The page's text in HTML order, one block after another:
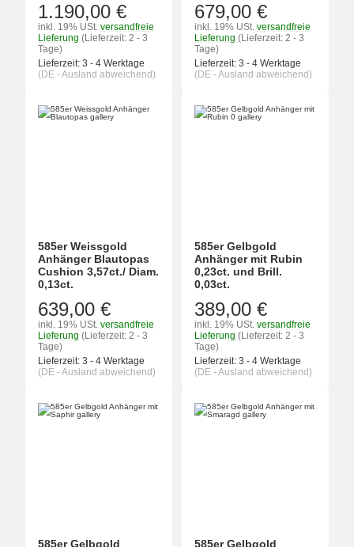
1.190,00 €
inkl. 19% USt. versandfreie
Lieferung (Lieferzeit: 2 - 3
Tage)
Lieferzeit: 3 - 4 Werktage
(DE - Ausland abweichend)
679,00 €
inkl. 19% USt. versandfreie
Lieferung (Lieferzeit: 2 - 3
Tage)
Lieferzeit: 3 - 4 Werktage
(DE - Ausland abweichend)
585er Weissgold
Anhänger Blautopas
Cushion 3,57ct./ Diam.
0,13ct.
639,00 €
inkl. 19% USt. versandfreie
Lieferung (Lieferzeit: 2 - 3
Tage)
Lieferzeit: 3 - 4 Werktage
(DE - Ausland abweichend)
585er Gelbgold
Anhänger mit Rubin
0,23ct. und Brill.
0,03ct.
389,00 €
inkl. 19% USt. versandfreie
Lieferung (Lieferzeit: 2 - 3
Tage)
Lieferzeit: 3 - 4 Werktage
(DE - Ausland abweichend)
585er Gelbgold
585er Gelbgold